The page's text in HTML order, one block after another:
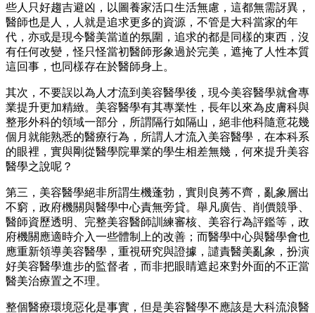
些人只好趨吉避凶，以圖養家活口生活無慮，這都無需訝異，
醫師也是人，人就是追求更多的資源，不管是大科當家的年
代，亦或是現今醫美當道的氛圍，追求的都是同樣的東西，沒
有任何改變，怪只怪當初醫師形象過於完美，遮掩了人性本質
這回事，也同樣存在於醫師身上。
其次，不要誤以為人才流到美容醫學後，現今美容醫學就會專
業提升更加精緻。美容醫學有其專業性，長年以來為皮膚科與
整形外科的領域一部分，所謂隔行如隔山，絕非他科隨意花幾
個月就能熟悉的醫療行為，所謂人才流入美容醫學，在本科系
的眼裡，實與剛從醫學院畢業的學生相差無幾，何來提升美容
醫學之說呢？
第三，美容醫學絕非所謂生機蓬勃，實則良莠不齊，亂象層出
不窮，政府機關與醫學中心責無旁貸。舉凡廣告、削價競爭、
醫師資歷透明、完整美容醫師訓練審核、美容行為評鑑等，政
府機關應適時介入一些體制上的改善；而醫學中心與醫學會也
應重新領導美容醫學，重視研究與證據，譴責醫美亂象，扮演
好美容醫學進步的監督者，而非把眼睛遮起來對外面的不正當
醫美治療置之不理。
整個醫療環境惡化是事實，但是美容醫學不應該是大科流浪醫